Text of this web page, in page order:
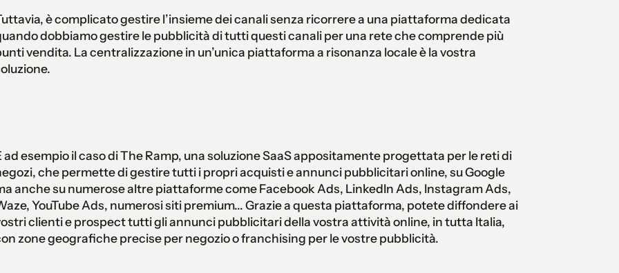
è complicato gestire l’insieme dei canali senza ricorrere a una piattaforma dedicata
dobbiamo gestire le pubblicità di tutti questi canali per una rete che comprende più
vendita. La centralizzazione in un’unica piattaforma a risonanza locale è la vostra
ad esempio il caso di The Ramp, una soluzione SaaS appositamente progettata per le reti di
che permette di gestire tutti i propri acquisti e annunci pubblicitari online, su Google
anche su numerose altre piattaforme come Facebook Ads, LinkedIn Ads, Instagram Ads,
YouTube Ads, numerosi siti premium... Grazie a questa piattaforma, potete diffondere ai
clienti e prospect tutti gli annunci pubblicitari della vostra attività online, in tutta Italia,
zone geografiche precise per negozio o franchising per le vostre pubblicità.